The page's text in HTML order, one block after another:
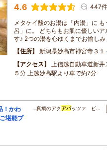
4.6 447件
メタケイ酸のお湯は「内湯」に
呂」に。 どちらもお肌に優しい
す♪ 2つの湯を心ゆくまでお愉し
住所
新潟県妙高市神宮寺３１
アクセス
上信越自動車道新
５分 上越妙高駅より車で約7分
！かわ
堪能プ
…真鯛のアクアパッツァ ビ…